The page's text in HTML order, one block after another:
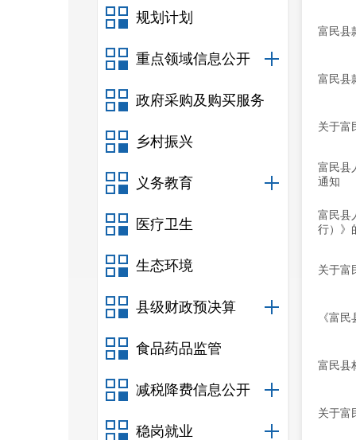
规划计划
重点领域信息公开
政府采购及购买服务
乡村振兴
义务教育
医疗卫生
生态环境
县级财政预决算
食品药品监管
减税降费信息公开
稳岗就业
富民县
富民县
关于富
富民县
通知
富民县
行）》
关于富
《富
富民县
关于富